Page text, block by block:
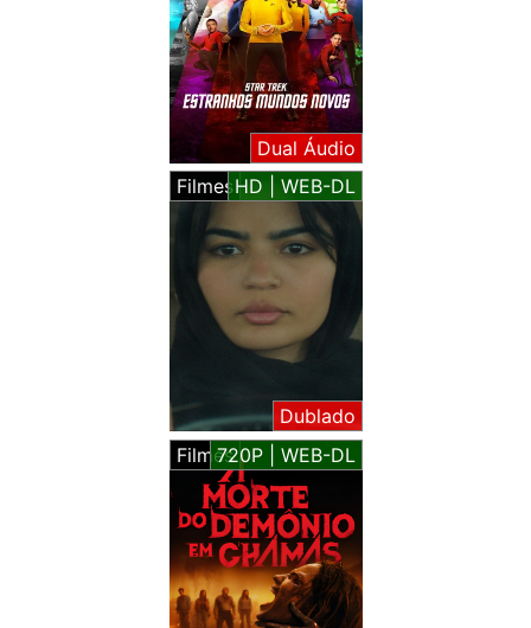
Dual Áudio
FilmesHD | WEB-DL
Dublado
Filmes720P | WEB-DL